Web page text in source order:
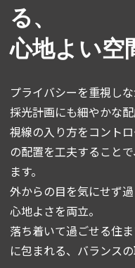
る、
心地よい空
プライバシーを重視し
採光計画にも細やかな
視線の入り方をコント
の配置を工夫すること
ます。
外からの目を気にせず
心地よさを両立。
落ち着いて過ごせる住
に包まれる、バランス